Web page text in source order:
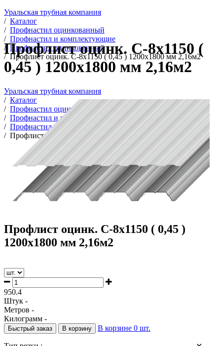
Уральская трубная компания
/ Каталог
/ Профнастил оцинкованный
/ Профнастил и комплектующие
/ Профнастил оцинкованный
/ Профлист оцинк. С-8х1150 ( 0,45 ) 1200х1800 мм 2,16м2
Профлист оцинк. С-8х1150 (
0,45 ) 1200х1800 мм 2,16м2
Уральская трубная компания
/ Каталог
/ Профнастил оцинкованный
/ Профнастил и комплектующие
/ Профнастил оцинкованный
/ Профлист оцинк. С-8х1150 ( 0,45 ) 1200х1800 мм 2,16м2
Профлист оцинк. С-8х1150 ( 0,45 )
1200х1800 мм 2,16м2
950.4
Штук -
Метров -
Килограмм -
Быстрый заказ В корзину В корзине 0 шт.